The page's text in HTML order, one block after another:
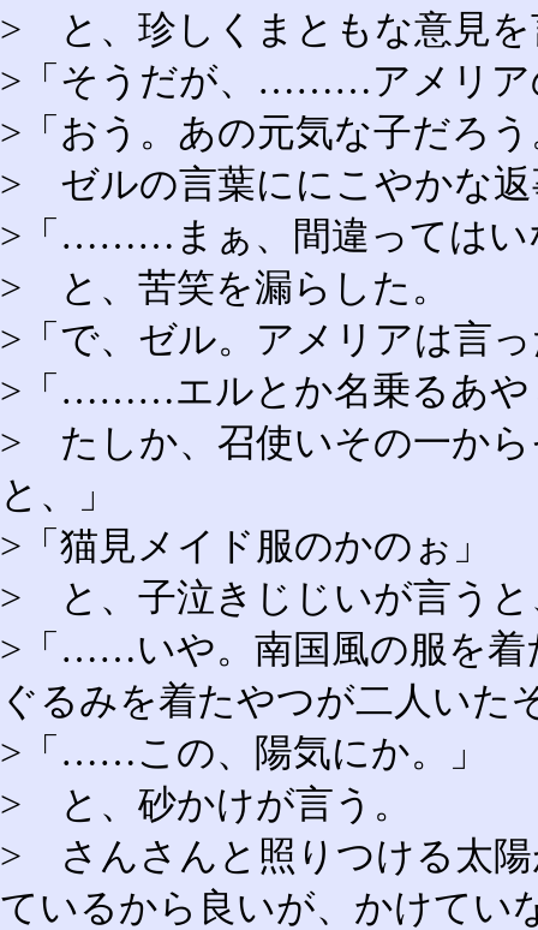
> と、珍しくまともな意見を
>「そうだが、………アメリア
>「おう。あの元気な子だろ
> ゼルの言葉ににこやかな
>「………まぁ、間違ってはい
> と、苦笑を漏らした。
>「で、ゼル。アメリアは言
>「………エルとか名乗るあや
> たしか、召使いその一か
と、」
>「猫見メイド服のかのぉ」
> と、子泣きじじいが言う
>「……いや。南国風の服を着
ぐるみを着たやつが二人いた
>「……この、陽気にか。」
> と、砂かけが言う。
> さんさんと照りつける太陽
ているから良いが、かけてい